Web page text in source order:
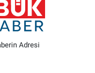
Adresi